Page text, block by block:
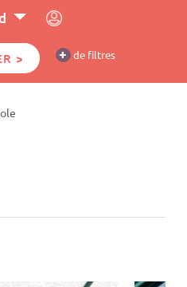
> + de filtres